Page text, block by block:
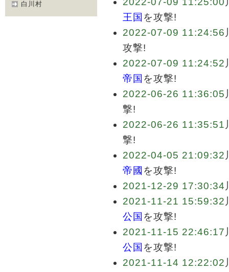
白川村
王国 を攻撃!
2022-07-09 11:24:56
攻撃!
2022-07-09 11:24:52
帝国 を攻撃!
2022-06-26 11:36:05
撃!
2022-06-26 11:35:51
撃!
2022-04-05 21:09:32
帝國 を攻撃!
2021-12-29 17:30:34
2021-11-21 15:59:32
公国 を攻撃!
2021-11-15 22:46:17
公国 を攻撃!
2021-11-14 12:22:02